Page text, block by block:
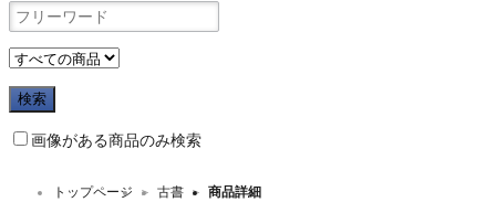
画像がある商品のみ検索
トップページ ＞ 古書 ＞ 商品詳細